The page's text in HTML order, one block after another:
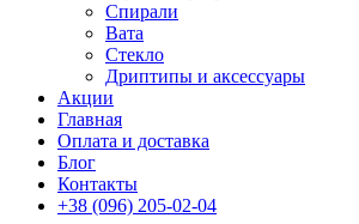
Спирали
Вата
Стекло
Дриптипы и аксессуары
Акции
Главная
Оплата и доставка
Блог
Контакты
+38 (096) 205-02-04